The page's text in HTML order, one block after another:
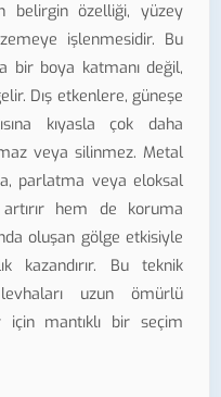
belirgin özelliği, yüzey
işlenmesidir. Bu
bir boya katmanı değil,
Dış etkenlere, güneşe
kıyasla çok daha
veya silinmez. Metal
parlatma veya eloksal
hem de koruma
oluşan gölge etkisiyle
kazandırır. Bu teknik
uzun ömürlü
mantıklı bir seçim